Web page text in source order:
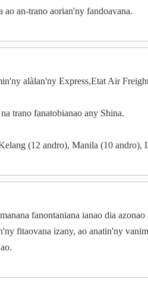
an-trano aorian'ny fandoavana.
alàlan'ny Express,Etat Air
trano fanatobianao any Shina.
(12 andro), Manila (10 andro),
fanontaniana ianao dia
fitaovana izany, ao anatin'ny